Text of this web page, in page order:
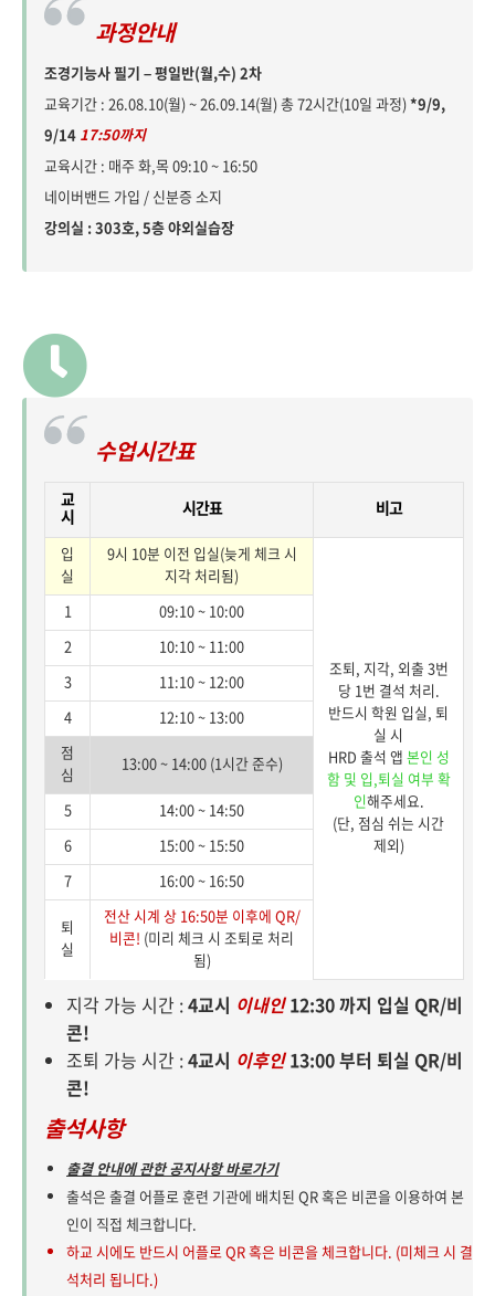
과정안내
조경기능사 필기 – 평일반(월,수) 2차
교육기간 : 26.08.10(월) ~ 26.09.14(월) 총 72시간(10일 과정)*9/9,
9/14 17:50까지
교육시간 : 매주 화,목 09:10 ~ 16:50
네이버밴드 가입 / 신분증 소지
강의실 : 303호, 5층 야외실습장
수업시간표
교
시
시간표 비고
입
실
9시 10분 이전 입실(늦게 체크 시
지각 처리됨)
조퇴, 지각, 외출 3번
당 1번 결석 처리.
반드시 학원 입실, 퇴
실 시
HRD 출석 앱 본인 성
함 및 입,퇴실 여부 확
인해주세요.
(단, 점심 쉬는 시간
제외)
1
09:10 ~ 10:00
2
10:10 ~ 11:00
3
11:10 ~ 12:00
4
12:10 ~ 13:00
점
심
13:00 ~ 14:00 (1시간 준수)
5
14:00 ~ 14:50
6
15:00 ~ 15:50
7
16:00 ~ 16:50
퇴
실
전산 시계 상 16:50분 이후에 QR/
비콘! (미리 체크 시 조퇴로 처리
됨)
지각 가능 시간 :4교시 이내인12:30 까지 입실 QR/비
콘!
조퇴 가능 시간 :4교시 이후인13:00 부터 퇴실 QR/비
콘!
출석사항
출결 안내에 관한 공지사항 바로가기
출석은 출결 어플로 훈련 기관에 배치된 QR 혹은 비콘을 이용하여 본
인이 직접 체크합니다.
하교 시에도 반드시 어플로 QR 혹은 비콘을 체크합니다. (미체크 시 결
석처리 됩니다.)